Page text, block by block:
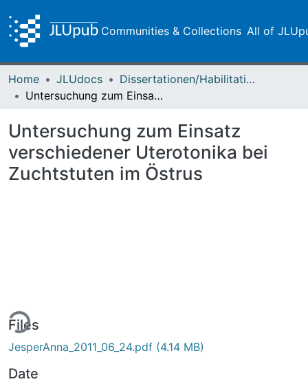
Communities & Collections All of
Home JLUdocs
Dissertationen/Habilitationen
Untersuchung zum Einsatz verschiedener Uterotonika bei Zuchtstuten im Östrus
Untersuchung zum Einsatz
verschiedener Uterotonika bei
Zuchtstuten im Östrus
Files
JesperAnna_2011_06_24.pdf (4.14 MB)
Date